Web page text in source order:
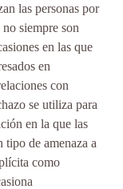
las personas por
siempre son
en las que
en
con
se utiliza para
en la que las
tipo de amenaza a
como